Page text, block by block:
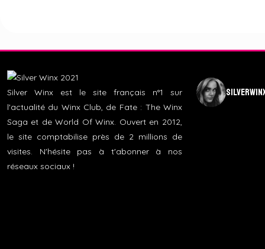
Silver Winx est le site français n°1 sur
l'actualité du Winx Club, de Fate : The Winx
Saga et de World Of Winx. Ouvert en 2012,
le site comptabilise près de 2 millions de
visites. N'hésite pas à t'abonner à nos
réseaux sociaux !